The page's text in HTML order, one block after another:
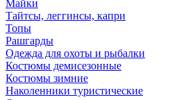
Майки
Тайтсы, леггинсы, капри
Топы
Рашгарды
Одежда для охоты и рыбалки
Костюмы демисезонные
Костюмы зимние
Наколенники туристические